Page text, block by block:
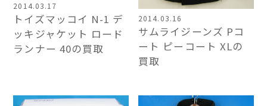
2014.03.17
トイズマッコイ N-1 デ
ッキジャケット ロード
ランナー 40の買取
2014.03.16
サムライジーンズ Pコ
ート ピーコート XLの
買取